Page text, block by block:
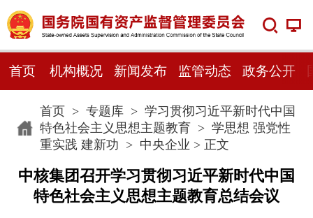
首页 机构概况 新闻发布 监管动态 政务公开
首页> 专题库> 学习贯彻习近平新时代中国
特色社会主义思想主题教育> 学思想 强党性
重实践 建新功 > 中央企业 > 正文
中核集团召开学习贯彻习近平新时代中国
特色社会主义思想主题教育总结会议